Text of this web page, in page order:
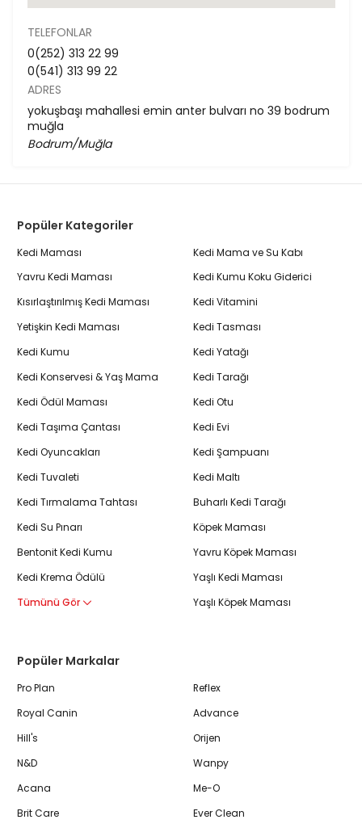
TELEFONLAR
0(252) 313 22 99
0(541) 313 99 22
ADRES
yokuşbaşı mahallesi emin anter bulvarı no 39 bodrum
muğla
Bodrum/Muğla
Popüler Kategoriler
Kedi Maması
Yavru Kedi Maması
Kısırlaştırılmış Kedi Maması
Yetişkin Kedi Maması
Kedi Kumu
Kedi Konservesi & Yaş Mama
Kedi Ödül Maması
Kedi Taşıma Çantası
Kedi Oyuncakları
Kedi Tuvaleti
Kedi Tırmalama Tahtası
Kedi Su Pınarı
Bentonit Kedi Kumu
Kedi Krema Ödülü
Tümünü Gör
Kedi Mama ve Su Kabı
Kedi Kumu Koku Giderici
Kedi Vitamini
Kedi Tasması
Kedi Yatağı
Kedi Tarağı
Kedi Otu
Kedi Evi
Kedi Şampuanı
Kedi Maltı
Buharlı Kedi Tarağı
Köpek Maması
Yavru Köpek Maması
Yaşlı Kedi Maması
Yaşlı Köpek Maması
Popüler Markalar
Pro Plan
Royal Canin
Hill's
N&D
Acana
Brit Care
Reflex
Advance
Orijen
Wanpy
Me-O
Ever Clean